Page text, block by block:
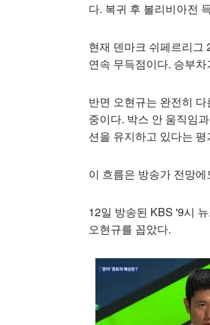
다. 복귀 후 볼리비아전
현재 덴마크 쉬페르리그
연속 무득점이다. 승부
반면 오현규는 완전히
중이다. 박스 안 움직임
션을 유지하고 있다는
이 흐름은 방송가 전망
12일 방송된 KBS '9시
오현규를 꼽았다.